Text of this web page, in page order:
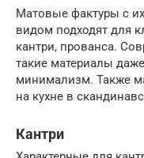
Матовые фактуры с
видом подходят для
кантри, прованса.
такие материалы
минимализм. Также
на кухне в
Кантри